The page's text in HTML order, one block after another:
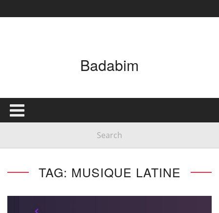
Badabim
TAG: MUSIQUE LATINE